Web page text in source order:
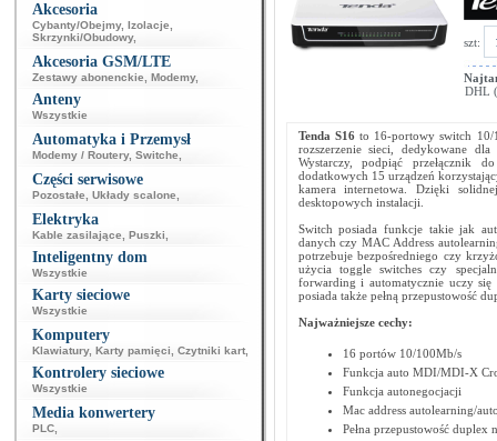
Akcesoria
Cybanty/Obejmy, Izolacje
Skrzynki/Obudowy,
Akcesoria GSM/LTE
Zestawy abonenckie Modemy,
Anteny
Wszystkie
Automatyka i Przemysł
Modemy / Routery, Switche
Części serwisowe
Pozostałe Układy scalone
Elektryka
Kable zasilające Puszki
Inteligentny dom
Wszystkie
Karty sieciowe
Wszystkie
Komputery
Klawiatury, Karty pamięci Czytniki kart
Kontrolery sieciowe
Wszystkie
Media konwertery
PLC
szt:
DHL
Tenda S16to 16-portowy switch 10/
rozszerzenie sieci, dedykowane
Wystarczy, podpiąć przełącznik
dodatkowych 15 urządzeń
kamera internetowa. Dzięki
desktopowych instalacji.
Switch posiada funkcje takie jak
danych czy MAC Address
potrzebuje bezpośredniego czy
użycia toggle switches czy
forwarding i automatycznie uczy
posiada także pełną przepustowość
Najważniejsze cechy:
16 portów 10/100Mb/s
Funkcja auto MDI/MDI-X
Funkcja autonegocjacji
Mac address autolearning/
Pełna przepustowość